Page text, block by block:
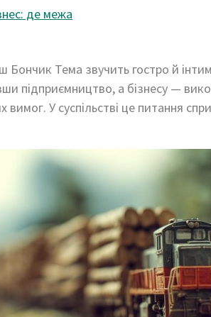
де межа
Бончик Тема звучить гостро й
підприємництво, а бізнесу —
У суспільстві це питання